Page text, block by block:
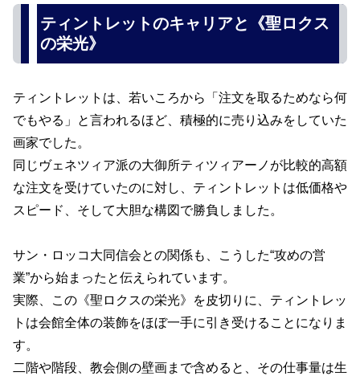
ティントレットのキャリアと《聖ロクス
の栄光》
ティントレットは、若いころから「注文を取るためなら何
でもやる」と言われるほど、積極的に売り込みをしていた
画家でした。
同じヴェネツィア派の大御所ティツィアーノが比較的高額
な注文を受けていたのに対し、ティントレットは低価格や
スピード、そして大胆な構図で勝負しました。
サン・ロッコ大同信会との関係も、こうした“攻めの営
業”から始まったと伝えられています。
実際、この《聖ロクスの栄光》を皮切りに、ティントレッ
トは会館全体の装飾をほぼ一手に引き受けることになりま
す。
二階や階段、教会側の壁画まで含めると、その仕事量は生